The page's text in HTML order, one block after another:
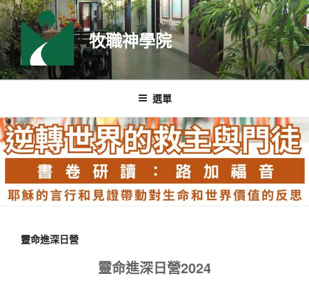
跳
至
主
要
內
牧職神學院
選單
靈命進深日營
靈命進深日營2024